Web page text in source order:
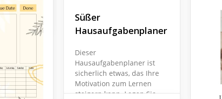
Süßer
Hausaufgabenplaner
Dieser
Hausaufgabenplaner ist
sicherlich etwas, das Ihre
Motivation zum Lernen
steigern kann. Legen Sie
zu spät zu
zu
alle
und